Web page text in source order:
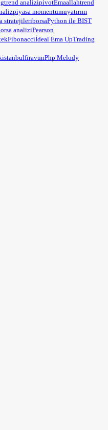
trend analizipivotEmaallahtrend
piyasa momentumuyatırım
stratejileriborsaPython ile BIST
analiziPearson
Fibonacciİdeal Ema UpTrading
istanbulfiravunPhp Melody